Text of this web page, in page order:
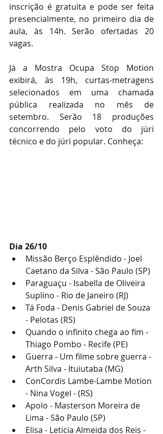
inscrição é gratuita e pode ser feita
presencialmente, no primeiro dia de
aula, às 14h. Serão ofertadas 20
vagas.
Já a Mostra Ocupa Stop Motion
exibirá, às 19h, curtas-metragens
selecionados em uma chamada
pública realizada no mês de
setembro. Serão 18 produções
concorrendo pelo voto do júri
técnico e do júri popular. Conheça:
Dia 26/10
Missão Berço Esplêndido - Joel
Caetano da Silva - São Paulo (SP)
Paraguaçu - Isabella de Oliveira
Suplino - Rio de Janeiro (RJ)
Tá Foda - Denis Gabriel de Souza
- Pelotas (RS)
Quando o infinito chega ao fim -
Thiago Pombo - Recife (PE)
Guerra - Um filme sobre guerra -
Arth Silva - Ituiutaba (MG)
ConCordis Lambe-Lambe Motion
- Nina Vogel - (RS)
Apolo - Masterson Moreira de
Lima - São Paulo (SP)
Elisa - Leticia Almeida dos Reis -